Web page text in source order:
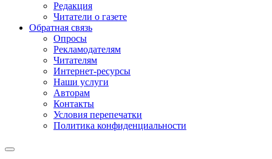
Редакция
Читатели о газете
Обратная связь
Опросы
Рекламодателям
Читателям
Интернет-ресурсы
Наши услуги
Авторам
Контакты
Условия перепечатки
Политика конфиденциальности